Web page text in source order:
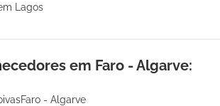
Lagos
em Faro - Algarve:
- Algarve